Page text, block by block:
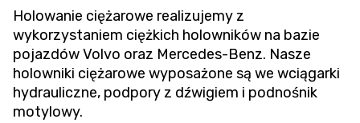
Holowanie ciężarowe realizujemy z
wykorzystaniem ciężkich holowników na bazie
pojazdów Volvo oraz Mercedes-Benz. Nasze
holowniki ciężarowe wyposażone są we wciągarki
hydrauliczne, podpory z dźwigiem i podnośnik
motylowy.